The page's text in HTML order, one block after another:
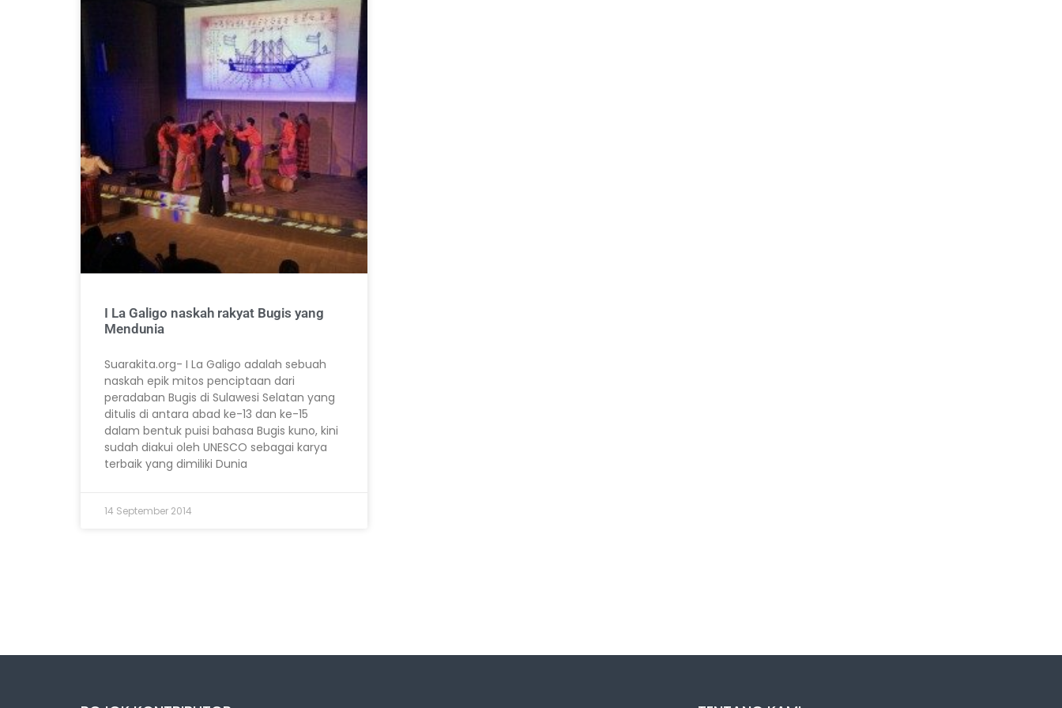
I La Galigo naskah rakyat Bugis yang
Mendunia
Suarakita.org- I La Galigo adalah sebuah
naskah epik mitos penciptaan dari
peradaban Bugis di Sulawesi Selatan yang
ditulis di antara abad ke-13 dan ke-15
dalam bentuk puisi bahasa Bugis kuno, kini
sudah diakui oleh UNESCO sebagai karya
terbaik yang dimiliki Dunia
14 September 2014